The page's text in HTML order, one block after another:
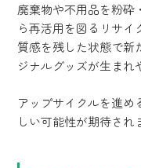
廃棄物や不用品を粉砕
ら再活用を図るリサ
質感を残した状態で新
ジナルグッズが生まれ
アップサイクルを進
しい可能性が期待され